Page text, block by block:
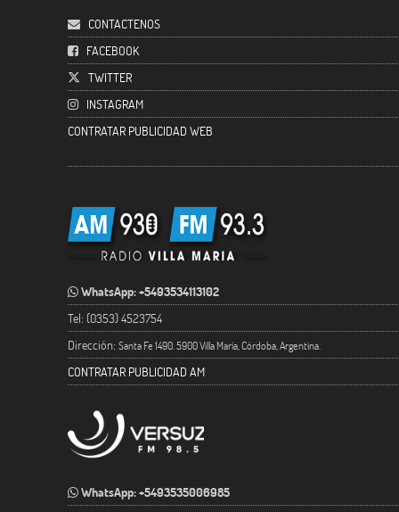
CONTACTENOS
FACEBOOK
TWITTER
INSTAGRAM
CONTRATAR PUBLICIDAD WEB
WhatsApp: +5493534113102
Tel: (0353) 4523754
Dirección: Santa Fe 1490. 5900 Villa María, Córdoba, Argentina.
CONTRATAR PUBLICIDAD AM
WhatsApp: +5493535006985